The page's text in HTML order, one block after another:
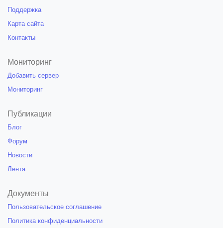
Поддержка
Карта сайта
Контакты
Мониторинг
Добавить сервер
Мониторинг
Публикации
Блог
Форум
Новости
Лента
Документы
Пользовательское соглашение
Политика конфиденциальности